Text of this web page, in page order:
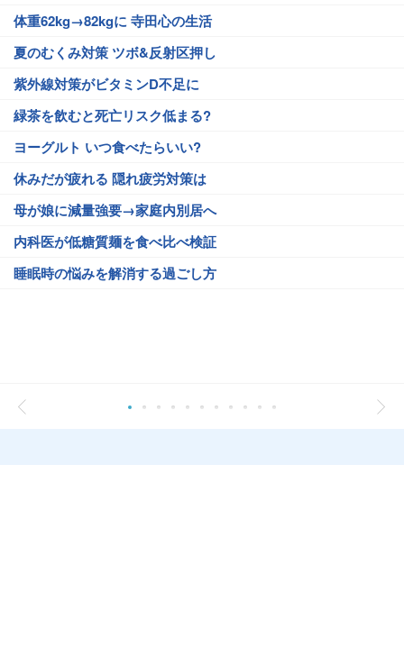
体重62kg→82kgに 寺田心の生活
夏のむくみ対策 ツボ&反射区押し
紫外線対策がビタミンD不足に
緑茶を飲むと死亡リスク低まる?
ヨーグルト いつ食べたらいい?
休みだが疲れる 隠れ疲労対策は
母が娘に減量強要→家庭内別居へ
内科医が低糖質麺を食べ比べ検証
睡眠時の悩みを解消する過ごし方